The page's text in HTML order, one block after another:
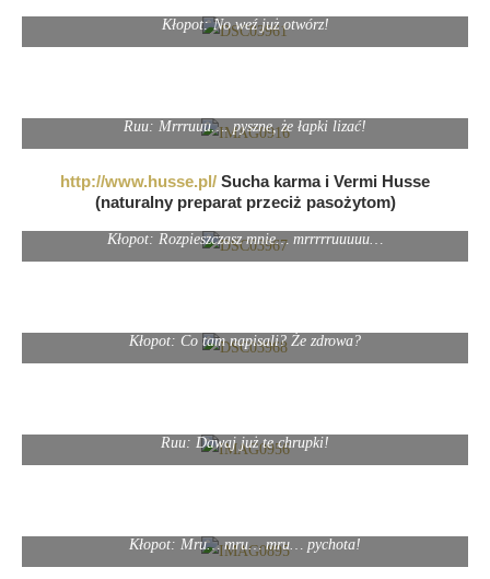
Kłopot: No weź już otwórz!
Ruu: Mrrruuu…. pyszne, że łapki lizać!
http://www.husse.pl/ Sucha karma i Vermi Husse
(naturalny preparat przeciż pasożytom)
Kłopot: Rozpieszczasz mnie… mrrrrruuuuu…
Kłopot: Co tam napisali? Że zdrowa?
Ruu: Dawaj już te chrupki!
Kłopot: Mru… mru… mru… pychota!